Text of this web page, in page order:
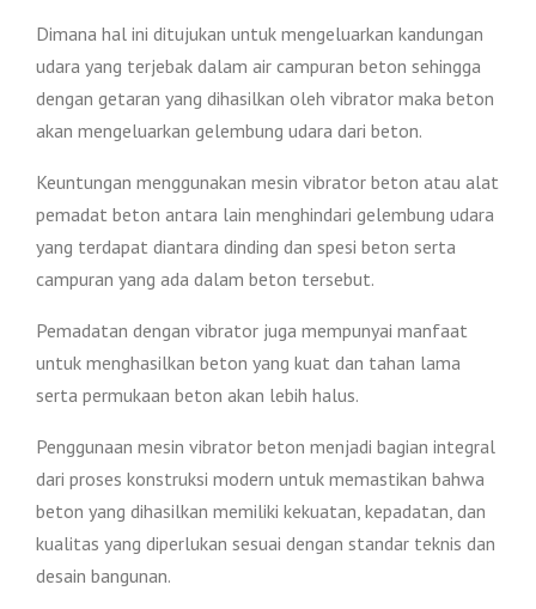
Dimana hal ini ditujukan untuk mengeluarkan kandungan
udara yang terjebak dalam air campuran beton sehingga
dengan getaran yang dihasilkan oleh vibrator maka beton
akan mengeluarkan gelembung udara dari beton.
Keuntungan menggunakan mesin vibrator beton atau alat
pemadat beton antara lain menghindari gelembung udara
yang terdapat diantara dinding dan spesi beton serta
campuran yang ada dalam beton tersebut.
Pemadatan dengan vibrator juga mempunyai manfaat
untuk menghasilkan beton yang kuat dan tahan lama
serta permukaan beton akan lebih halus.
Penggunaan mesin vibrator beton menjadi bagian integral
dari proses konstruksi modern untuk memastikan bahwa
beton yang dihasilkan memiliki kekuatan, kepadatan, dan
kualitas yang diperlukan sesuai dengan standar teknis dan
desain bangunan.